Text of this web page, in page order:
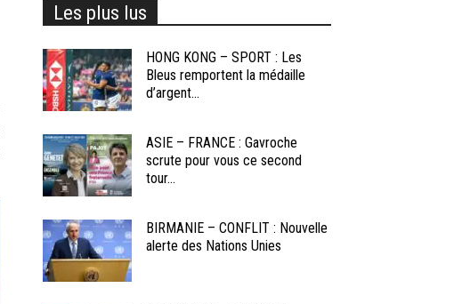
Les plus lus
HONG KONG – SPORT : Les
Bleus remportent la médaille
d’argent...
ASIE – FRANCE : Gavroche
scrute pour vous ce second
tour...
BIRMANIE – CONFLIT : Nouvelle
alerte des Nations Unies